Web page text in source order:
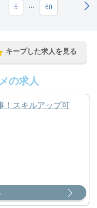
5 ... 60
キープした求人を見る
の求人
！スキルアップ可